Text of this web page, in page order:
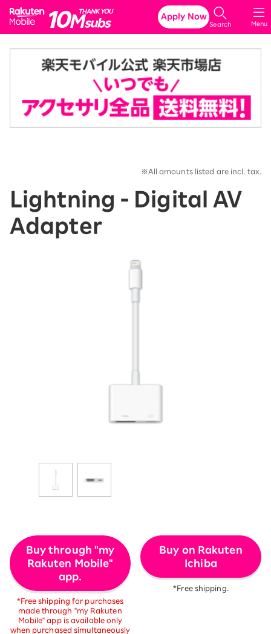
Rakuten Mobile
Menu
Search
Apply Now
※All amounts listed are incl. tax.
Lightning - Digital AV
Adapter
Buy through "my
Rakuten Mobile"
app.
*Free shipping for purchases
made through "my Rakuten
Mobile" app is available only
when purchased simultaneously
Buy on Rakuten
Ichiba
*Free shipping.